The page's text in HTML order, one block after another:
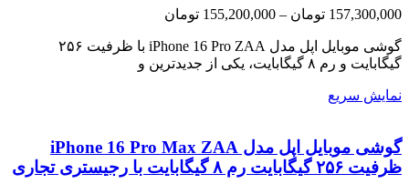
157,300,000 تومان –
155,200,000 تومان
155,200,000 تومان
through
گوشی موبایل اپل مدل iPhone 16 Pro ZAA با ظرفیت ۲۵۶
گیگابایت و رم ۸ گیگابایت، یکی از جدیدترین و
نمایش سریع
گوشی موبایل اپل مدل iPhone 16 Pro Max ZAA
ظرفیت ۲۵۶ گیگابایت رم ۸ گیگابایت با رجیستری تجاری